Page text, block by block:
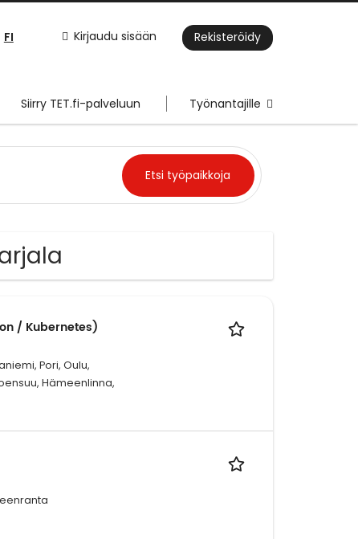
Kirjaudu sisään Rekisteröidy
FI
Siirry TET.fi-palveluun Työnantajille
/ Kubernetes)
Pori, Oulu,
Hämeenlinna,